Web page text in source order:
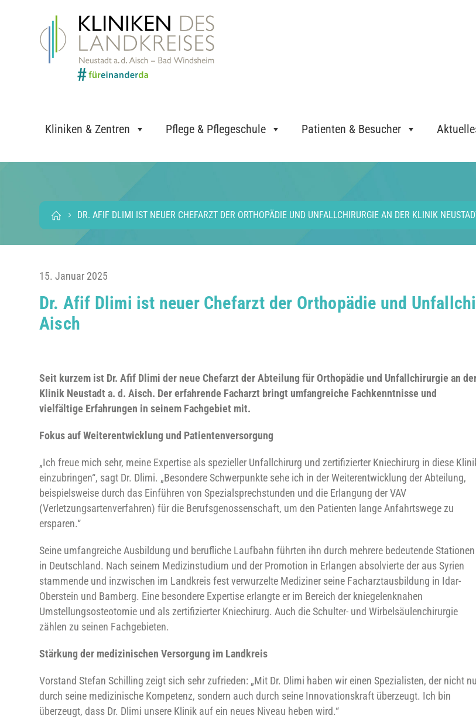
Kliniken & Zentren Pflege & Pflegeschule Patienten & Besucher
DR. AFIF DLIMI IST NEUER CHEFARZT DER ORTHOPÄDIE UND UNFALLCHIRURGIE AN DER KLINIK
15. Januar 2025
Dr. Afif Dlimi ist neuer Chefarzt der Orthopädie und
Aisch
Seit kurzem ist Dr. Afif Dlimi der neue Chefarzt der Abteilung für Orthopädie und Unfallchirurgie an
Klinik Neustadt a. d. Aisch. Der erfahrende Facharzt bringt umfangreiche Fachkenntnisse und
vielfältige Erfahrungen in seinem Fachgebiet mit.
Fokus auf Weiterentwicklung und Patientenversorgung
„Ich freue mich sehr, meine Expertise als spezieller Unfallchirurg und zertifizierter Kniechirurg in diese
einzubringen“, sagt Dr. Dlimi. „Besondere Schwerpunkte sehe ich in der Weiterentwicklung der Abteilung,
beispielsweise durch das Einführen von Spezialsprechstunden und die Erlangung der VAV
(Verletzungsartenverfahren) für die Berufsgenossenschaft, um den Patienten lange Anfahrtswege zu
ersparen.“
Seine umfangreiche Ausbildung und berufliche Laufbahn führten ihn durch mehrere bedeutende Stationen
in Deutschland. Nach seinem Medizinstudium und der Promotion in Erlangen absolvierte der aus Syrien
stammende und inzwischen im Landkreis fest verwurzelte Mediziner seine Facharztausbildung in Idar-
Oberstein und Bamberg. Eine besondere Expertise erlangte er im Bereich der kniegelenknahen
Umstellungsosteotomie und als zertifizierter Kniechirurg. Auch die Schulter- und Wirbelsäulenchirurgie
zählen zu seinen Fachgebieten.
Stärkung der medizinischen Versorgung im Landkreis
Vorstand Stefan Schilling zeigt sich sehr zufrieden: „Mit Dr. Dlimi haben wir einen Spezialisten, der nicht
durch seine medizinische Kompetenz, sondern auch durch seine Innovationskraft überzeugt. Ich bin
überzeugt, dass Dr. Dlimi unsere Klinik auf ein neues Niveau heben wird.“